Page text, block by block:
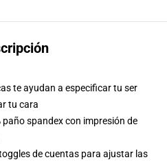
te ayudan a especificar tu ser
tu cara
paño spandex con impresión de
de cuentas para ajustar las